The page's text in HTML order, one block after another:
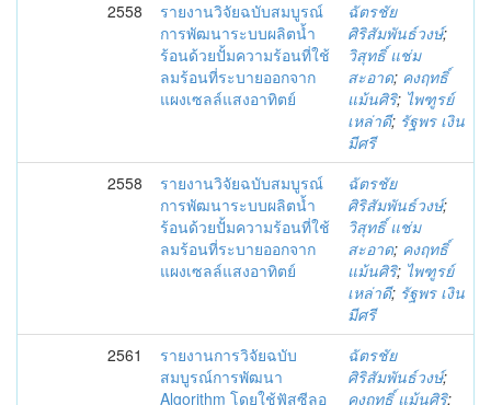
2558
รายงานวิจัยฉบับสมบูรณ์
การพัฒนาระบบผลิตน้ำ
ร้อนด้วยปั้มความร้อนที่ใช้
ลมร้อนที่ระบายออกจาก
แผงเซลล์แสงอาทิตย์
ฉัตรชัย
ศิริสัมพันธ์วงษ์;
วิสุทธิ์ แช่ม
สะอาด; คงฤทธิ์
แม้นศิริ; ไพฑูรย์
เหล่าดี; รัฐพร เงิน
มีศรี
2558
รายงานวิจัยฉบับสมบูรณ์
การพัฒนาระบบผลิตน้ำ
ร้อนด้วยปั้มความร้อนที่ใช้
ลมร้อนที่ระบายออกจาก
แผงเซลล์แสงอาทิตย์
ฉัตรชัย
ศิริสัมพันธ์วงษ์;
วิสุทธิ์ แช่ม
สะอาด; คงฤทธิ์
แม้นศิริ; ไพฑูรย์
เหล่าดี; รัฐพร เงิน
มีศรี
2561
รายงานการวิจัยฉบับ
สมบูรณ์การพัฒนา
Algorithm โดยใช้ฟัสซีลอ
ฉัตรชัย
ศิริสัมพันธ์วงษ์;
คงฤทธิ์ แม้นศิริ;